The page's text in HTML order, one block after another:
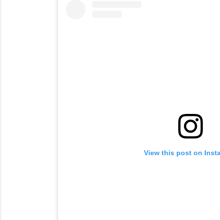
View this post on